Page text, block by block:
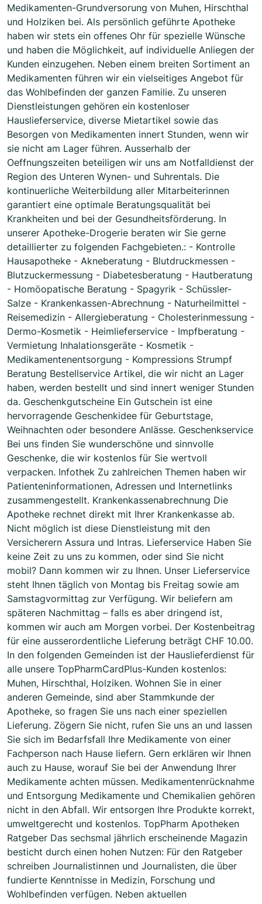
Medikamenten-Grundversorung von Muhen, Hirschthal
und Holziken bei. Als persönlich geführte Apotheke
haben wir stets ein offenes Ohr für spezielle Wünsche
und haben die Möglichkeit, auf individuelle Anliegen der
Kunden einzugehen. Neben einem breiten Sortiment an
Medikamenten führen wir ein vielseitiges Angebot für
das Wohlbefinden der ganzen Familie. Zu unseren
Dienstleistungen gehören ein kostenloser
Hauslieferservice, diverse Mietartikel sowie das
Besorgen von Medikamenten innert Stunden, wenn wir
sie nicht am Lager führen. Ausserhalb der
Oeffnungszeiten beteiligen wir uns am Notfalldienst der
Region des Unteren Wynen- und Suhrentals. Die
kontinuerliche Weiterbildung aller Mitarbeiterinnen
garantiert eine optimale Beratungsqualität bei
Krankheiten und bei der Gesundheitsförderung. In
unserer Apotheke-Drogerie beraten wir Sie gerne
detaillierter zu folgenden Fachgebieten.: - Kontrolle
Hausapotheke - Akneberatung - Blutdruckmessen -
Blutzuckermessung - Diabetesberatung - Hautberatung
- Homöopatische Beratung - Spagyrik - Schüssler-
Salze - Krankenkassen-Abrechnung - Naturheilmittel -
Reisemedizin - Allergieberatung - Cholesterinmessung -
Dermo-Kosmetik - Heimlieferservice - Impfberatung -
Vermietung Inhalationsgeräte - Kosmetik -
Medikamentenentsorgung - Kompressions Strumpf
Beratung Bestellservice Artikel, die wir nicht an Lager
haben, werden bestellt und sind innert weniger Stunden
da. Geschenkgutscheine Ein Gutschein ist eine
hervorragende Geschenkidee für Geburtstage,
Weihnachten oder besondere Anlässe. Geschenkservice
Bei uns finden Sie wunderschöne und sinnvolle
Geschenke, die wir kostenlos für Sie wertvoll
verpacken. Infothek Zu zahlreichen Themen haben wir
Patienteninformationen, Adressen und Internetlinks
zusammengestellt. Krankenkassenabrechnung Die
Apotheke rechnet direkt mit Ihrer Krankenkasse ab.
Nicht möglich ist diese Dienstleistung mit den
Versicherern Assura und Intras. Lieferservice Haben Sie
keine Zeit zu uns zu kommen, oder sind Sie nicht
mobil? Dann kommen wir zu Ihnen. Unser Lieferservice
steht Ihnen täglich von Montag bis Freitag sowie am
Samstagvormittag zur Verfügung. Wir beliefern am
späteren Nachmittag – falls es aber dringend ist,
kommen wir auch am Morgen vorbei. Der Kostenbeitrag
für eine ausserordentliche Lieferung beträgt CHF 10.00.
In den folgenden Gemeinden ist der Hauslieferdienst für
alle unsere TopPharmCardPlus-Kunden kostenlos:
Muhen, Hirschthal, Holziken. Wohnen Sie in einer
anderen Gemeinde, sind aber Stammkunde der
Apotheke, so fragen Sie uns nach einer speziellen
Lieferung. Zögern Sie nicht, rufen Sie uns an und lassen
Sie sich im Bedarfsfall Ihre Medikamente von einer
Fachperson nach Hause liefern. Gern erklären wir Ihnen
auch zu Hause, worauf Sie bei der Anwendung Ihrer
Medikamente achten müssen. Medikamentenrücknahme
und Entsorgung Medikamente und Chemikalien gehören
nicht in den Abfall. Wir entsorgen Ihre Produkte korrekt,
umweltgerecht und kostenlos. TopPharm Apotheken
Ratgeber Das sechsmal jährlich erscheinende Magazin
besticht durch einen hohen Nutzen: Für den Ratgeber
schreiben Journalistinnen und Journalisten, die über
fundierte Kenntnisse in Medizin, Forschung und
Wohlbefinden verfügen. Neben aktuellen